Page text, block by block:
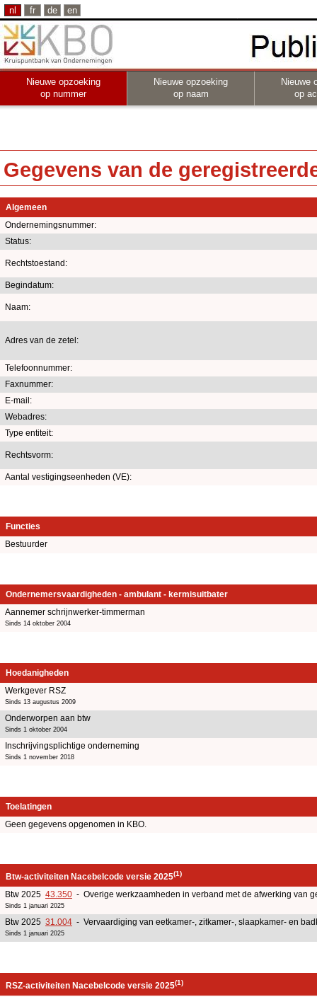
nl fr de en
Nieuwe opzoeking
op nummer
Nieuwe opzoeking
op naam
Nieuwe
op
Gegevens van de
Algemeen
Ondernemingsnummer:
Status:
Rechtstoestand:
Begindatum:
Naam:
Adres van de zetel:
Telefoonnummer:
Faxnummer:
E-mail:
Webadres:
Type entiteit:
Rechtsvorm:
Aantal vestigingseenheden (VE):
Functies
Bestuurder
Ondernemersvaardigheden - ambulant - kermisuitbater
Aannemer schrijnwerker-timmerman
Sinds 14 oktober 2004
Hoedanigheden
Werkgever RSZ
Sinds 13 augustus 2009
Onderworpen aan btw
Sinds 1 oktober 2004
Inschrijvingsplichtige onderneming
Sinds 1 november 2018
Toelatingen
Geen gegevens opgenomen in KBO.
Btw-activiteiten Nacebelcode versie 2025(1)
Btw 2025 43.350 - Overige werkzaamheden in verband met de afwerking van
Sinds 1 januari 2025
Btw 2025 31.004 - Vervaardiging van eetkamer-, zitkamer-, slaapkamer- en
Sinds 1 januari 2025
RSZ-activiteiten Nacebelcode versie 2025(1)